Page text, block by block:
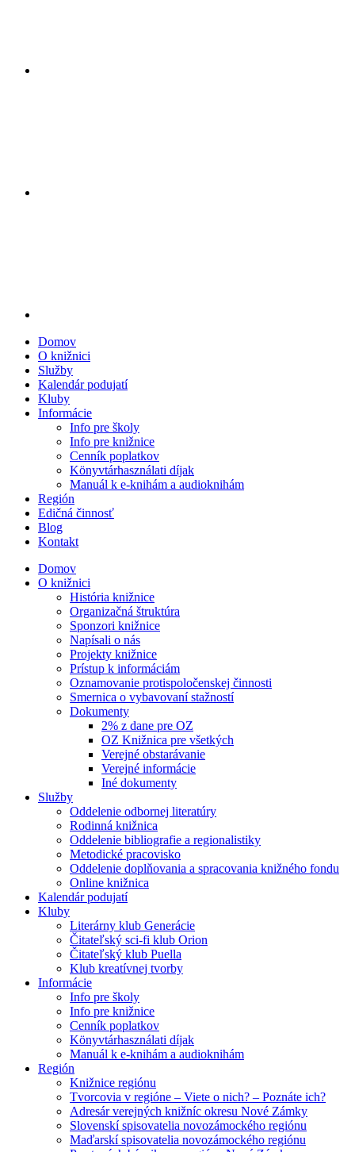
Domov
O knižnici
Služby
Kalendár podujatí
Kluby
Informácie
Info pre školy
Info pre knižnice
Cenník poplatkov
Könyvtárhasználati díjak
Manuál k e-knihám a audioknihám
Región
Edičná činnosť
Blog
Kontakt
Domov
O knižnici
História knižnice
Organizačná štruktúra
Sponzori knižnice
Napísali o nás
Projekty knižnice
Prístup k informáciám
Oznamovanie protispoločenskej činnosti
Smernica o vybavovaní stažností
Dokumenty
2% z dane pre OZ
OZ Knižnica pre všetkých
Verejné obstarávanie
Verejné informácie
Iné dokumenty
Služby
Oddelenie odbornej literatúry
Rodinná knižnica
Oddelenie bibliografie a regionalistiky
Metodické pracovisko
Oddelenie doplňovania a spracovania knižného fondu
Online knižnica
Kalendár podujatí
Kluby
Literárny klub Generácie
Čitateľský sci-fi klub Orion
Čitateľský klub Puella
Klub kreatívnej tvorby
Informácie
Info pre školy
Info pre knižnice
Cenník poplatkov
Könyvtárhasználati díjak
Manuál k e-knihám a audioknihám
Región
Knižnice regiónu
Tvorcovia v regióne – Viete o nich? – Poznáte ich?
Adresár verejných knižníc okresu Nové Zámky
Slovenskí spisovatelia novozámockého regiónu
Maďarskí spisovatelia novozámockého regiónu